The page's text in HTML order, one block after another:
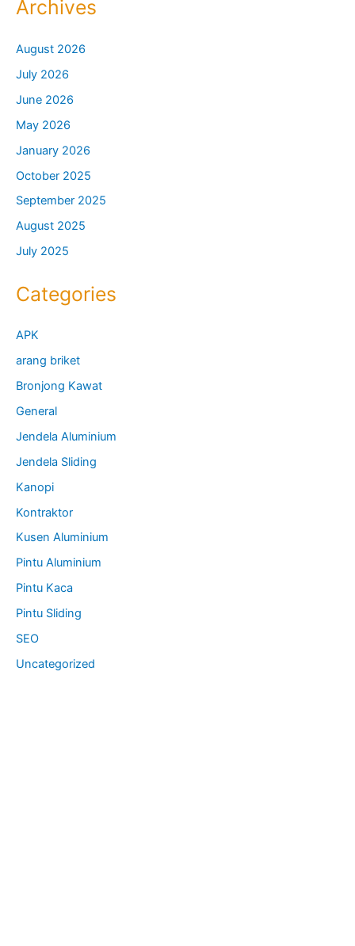
Archives
August 2026
July 2026
June 2026
May 2026
January 2026
October 2025
September 2025
August 2025
July 2025
Categories
APK
arang briket
Bronjong Kawat
General
Jendela Aluminium
Jendela Sliding
Kanopi
Kontraktor
Kusen Aluminium
Pintu Aluminium
Pintu Kaca
Pintu Sliding
SEO
Uncategorized